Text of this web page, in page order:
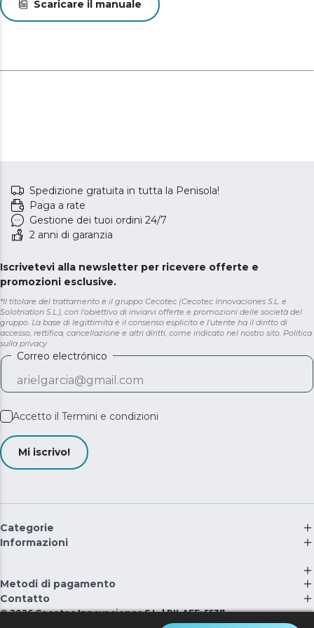
Scaricare il manuale
Spedizione gratuita in tutta la Penisola!
Paga a rate
Gestione dei tuoi ordini 24/7
2 anni di garanzia
Iscrivetevi alla newsletter per ricevere offerte e
promozioni esclusive.
*Il titolare del trattamento è il gruppo Cecotec (Cecotec Innovaciones S.L. e
Solotriatlon S.L.), con l'obiettivo di inviarvi offerte e promozioni delle società del
gruppo. La base di legittimità è il consenso esplicito e l'utente ha il diritto di
accesso, rettifica, cancellazione e altri diritti, come indicato nel nostro sito. Politica
sulla privacy
Correo electrónico
Accetto il Termini e condizioni
Mi iscrivo!
Categorie
Informazioni
Metodi di pagamento
Contatto
©2026 Cecotec Innovaciones S.L. | RII-AEE: 5537